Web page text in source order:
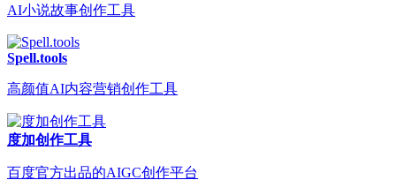
AI小说故事创作工具
Spell.tools
高颜值AI内容营销创作工具
度加创作工具
百度官方出品的AIGC创作平台